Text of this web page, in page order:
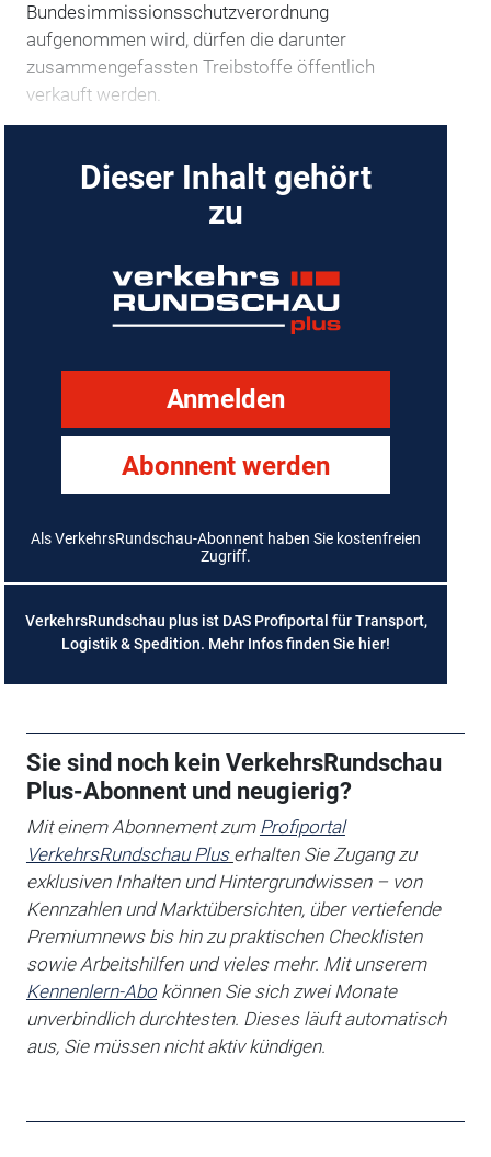
Bundesimmissionsschutzverordnung
aufgenommen wird, dürfen die darunter
zusammengefassten Treibstoffe öffentlich
verkauft werden.
Dieser Inhalt gehört
zu
Anmelden
Abonnent werden
Als VerkehrsRundschau-Abonnent haben Sie kostenfreien
Zugriff.
VerkehrsRundschau plus ist DAS Profiportal für Transport,
Logistik & Spedition. Mehr Infos finden Sie hier!
Sie sind noch kein VerkehrsRundschau
Plus-Abonnent und neugierig?
Mit einem Abonnement zum Profiportal
VerkehrsRundschau Plus erhalten SieZugang zu
exklusiven Inhalten und Hintergrundwissen – von
Kennzahlen und Marktübersichten, über vertiefende
Premiumnews bis hin zu praktischen Checklisten
sowie Arbeitshilfenund vieles mehr. Mit unserem
Kennenlern-Abokönnen Sie sich zwei Monate
unverbindlich durchtesten. Dieses läuft automatisch
aus, Sie müssen nicht aktiv kündigen.